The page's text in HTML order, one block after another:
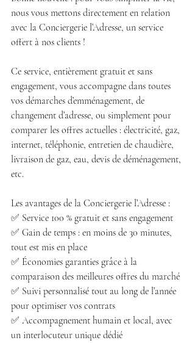
nous vous mettons directement en relation
avec la Conciergerie l’Adresse, un service
offert à nos clients !
Ce service, entièrement gratuit et sans
engagement, vous accompagne dans toutes
vos démarches d’emménagement, de
changement d’adresse, ou simplement pour
comparer les offres actuelles : électricité, gaz,
internet, téléphonie, entretien de chaudière,
livraison de gaz, eau, devis de déménagement,
etc.
Les avantages de la Conciergerie l’Adresse :
✅ Service 100 % gratuit et sans engagement
✅ Gain de temps : en moins de 30 minutes,
tout est mis en place
✅ Économies garanties grâce à la
comparaison des meilleures offres du marché
✅ Suivi personnalisé tout au long de l’année
pour optimiser vos contrats
✅ Accompagnement humain et local, avec
un interlocuteur unique dédié